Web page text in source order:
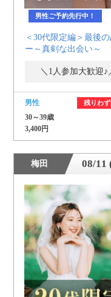
男性ご予約先行中！
＜30代限定編＞最後
ー～真剣な出会い～
＼1人参加大歓迎
男性 残りわ
30～39歳
3,400円
梅田 08/11